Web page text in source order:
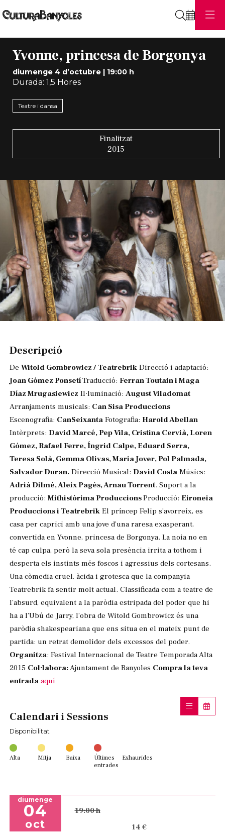
Yvonne, princesa de Borgonya
diumenge 4 d’octubre| 19:00 h
Durada: 1,5 Hores
Teatre i dansa
Finalitzat
2015
Descripció
De Witold Gombrowicz / Teatrebrik Direcció i adaptació:
Joan Gómez PonsetíTraducció: Ferran Toutain i Maga
Díaz Mrugasiewicz Il·luminació: August Viladomat
Arranjaments musicals: Can Sisa Produccions
Escenografia: CanSeixanta Fotografia: Harold Abellan
Intèrprets: David Marcé, Pep Vila, Cristina Cervià, Loren
Gómez, Rafael Ferre, Íngrid Calpe, Eduard Serra,
Teresa Solà, Gemma Olivas, Maria Jover, Pol Palmada,
Salvador Duran. Direcció Musical: David Costa Músics:
Adrià Dilmé, Aleix Pagès, Arnau Torrent. Suport a la
producció: Mithistòrima ProduccionsProducció: Eironeia
Produccions i Teatrebrik El príncep Felip s’avorreix, es
casa per caprici amb una jove d’una raresa exasperant,
convertida en Yvonne, princesa de Borgonya. La noia no en
té cap culpa, però la seva sola presència irrita a tothom i
desperta els instints més foscos i agressius dels cortesans.
Una còmedia cruel, àcida i grotesca que la companyia
Teatrebrik fa sentir molt actual. Classificada com a teatre de
l’absurd, equivalent a la paròdia estripada del poder que hi
ha a l’Ubú de Jarry, l’obra de Witold Gombrowicz és una
paròdia shakespeariana que ens situa en el mateix punt de
partida: un retrat demolidor dels excessos del poder.
Organitza: Festival Internacional de Teatre Temporada Alta
2015 Col·labora:Ajuntament de Banyoles Compra la teva
entrada aquí
Calendari i Sessions
Disponibilitat
Alta Mitja Baixa
Últimes
entrades
Exhaurides
diumenge
04
oct
19:00 h
14 €